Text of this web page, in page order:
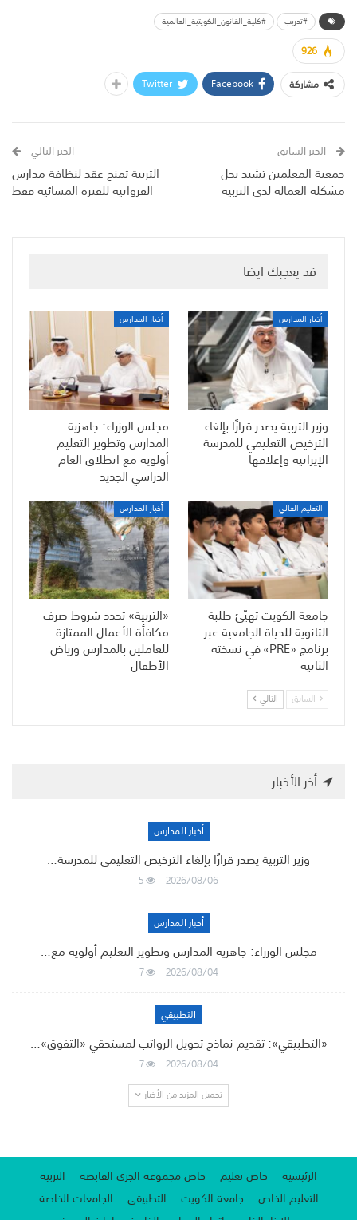
#تدريب #كلية_القانون_الكويتية_العالمية
926
مشاركة
Facebook
Twitter
الخبر السابق
جمعية المعلمين تشيد بحل
مشكلة العمالة لدى التربية
الخبر التالي
التربية تمنح عقد لنظافة مدارس
الفروانية للفترة المسائية فقط
قد يعجبك ايضا
أخبار المدارس
وزير التربية يصدر قرارًا بإلغاء
الترخيص التعليمي للمدرسة
الإيرانية وإغلاقها
أخبار المدارس
مجلس الوزراء: جاهزية
المدارس وتطوير التعليم
أولوية مع انطلاق العام
الدراسي الجديد
التعليم العالي
جامعة الكويت تهيّئ طلبة
الثانوية للحياة الجامعية عبر
برنامج «PRE» في نسخته
الثانية
أخبار المدارس
«التربية» تحدد شروط صرف
مكافأة الأعمال الممتازة
للعاملين بالمدارس ورياض
الأطفال
السابق التالي
أخر الأخبار
أخبار المدارس
وزير التربية يصدر قرارًا بإلغاء الترخيص التعليمي للمدرسة…
2026/08/06
5
أخبار المدارس
مجلس الوزراء: جاهزية المدارس وتطوير التعليم أولوية مع…
2026/08/04
7
التطبيقي
«التطبيقي»: تقديم نماذج تحويل الرواتب لمستحقي «التفوق»…
2026/08/04
7
تحميل المزيد من الأخبار
الرئيسية خاص تعليم خاص مجموعة الجري القابضة
التربية
التعليم الخاص
جامعة الكويت التطبيقي
الجامعات الخاصة